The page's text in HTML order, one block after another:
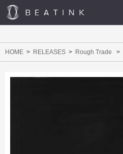
HOME RELEASES Rough Trade